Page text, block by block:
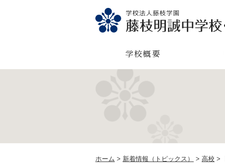
学校概要
ホーム > 新着情報（トピックス） > 高校 >